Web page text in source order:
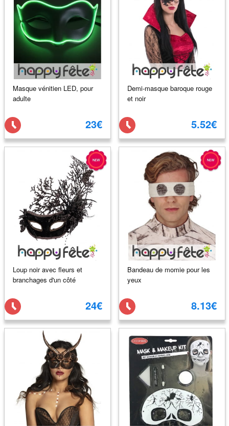
Masque vénitien LED, pour
adulte
23€
Demi-masque baroque rouge
et noir
5.52€
Loup noir avec fleurs et
branchages d'un côté
24€
Bandeau de momie pour les
yeux
8.13€